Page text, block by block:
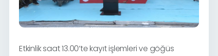
Etkinlik saat 13.00’te kayıt işlemleri ve göğüs